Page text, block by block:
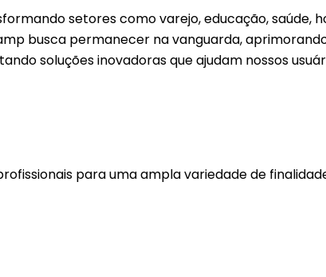
setores como varejo, educação, saúde,
busca permanecer na vanguarda,
soluções inovadoras que ajudam nossos
para uma ampla variedade de